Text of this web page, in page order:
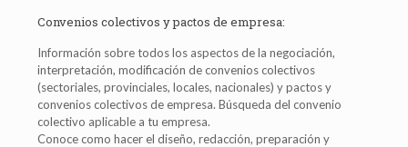
Convenios colectivos y pactos de empresa:
Información sobre todos los aspectos de la negociación,
interpretación, modificación de convenios colectivos
(sectoriales, provinciales, locales, nacionales) y pactos y
convenios colectivos de empresa. Búsqueda del convenio
colectivo aplicable a tu empresa.
Conoce como hacer el diseño, redacción, preparación y